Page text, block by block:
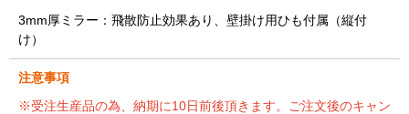
3mm厚ミラー：飛散防止効果あり、壁掛け用ひも付属（縦付
け）
注意事項
※受注生産品の為、納期に10日前後頂きます。ご注文後のキャン